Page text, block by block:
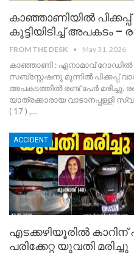
കാഞ്ഞാണിയിൽ
കൂട്ടിയിടിച്ച് അപകടം –
FROM THE DESK May 31, 2026
കാഞ്ഞാണി : ഏനാമാവ് റോഡിൽ
സബ്സ്റ്റേഷനു മുന്നിൽ പിക്കപ്പ്
അപകടത്തിൽ രണ്ട് പേർ മരിച്ചു.
യാത്രക്കാരായ വാടാനപ്പള്ളി
( 17 ) ,…
ACCIDENT
എടക്കഴിയൂരിൽ കാറിന്
പരിക്കേറ്റ യുവതി മരിച്ചു